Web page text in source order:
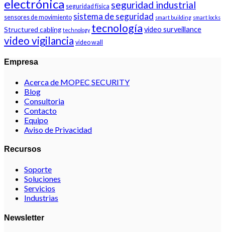
electrónica seguridad física seguridad industrial
sensores de movimiento sistema de seguridad smart building smart locks
Structured cabling technology tecnología video surveillance
video vigilancia video wall
Empresa
Acerca de MOPEC SECURITY
Blog
Consultoria
Contacto
Equipo
Aviso de Privacidad
Recursos
Soporte
Soluciones
Servicios
Industrias
Newsletter